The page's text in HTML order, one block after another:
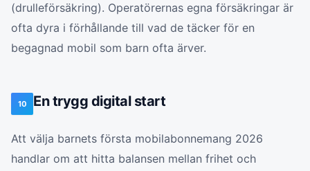
(drulleförsäkring). Operatörernas egna försäkringar är
ofta dyra i förhållande till vad de täcker för en
begagnad mobil som barn ofta ärver.
10 En trygg digital start
Att välja barnets första mobilabonnemang 2026
handlar om att hitta balansen mellan frihet och